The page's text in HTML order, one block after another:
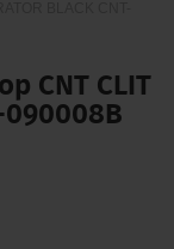
CNT CLIT
090008B